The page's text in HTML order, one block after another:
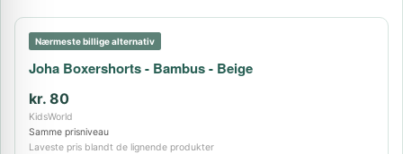
Nærmeste billige alternativ
Joha Boxershorts - Bambus - Beige
kr. 80
KidsWorld
Samme prisniveau
Laveste pris blandt de lignende produkter